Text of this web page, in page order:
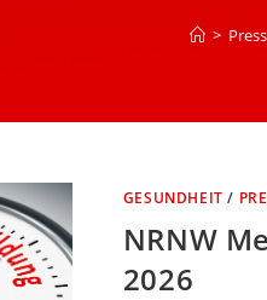
>
GESUNDHEIT /
NRNW
2026